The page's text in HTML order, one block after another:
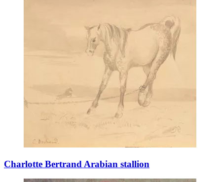
Charlotte Bertrand Arabian stallion